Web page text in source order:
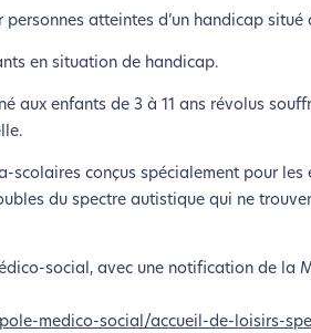
atteintes d’un handicap situé
en situation de handicap.
aux enfants de 3 à 11 ans révolus
scolaires conçus spécialement pour les
du spectre autistique qui ne
social, avec une notification de la
medico-social/accueil-de-loisirs-